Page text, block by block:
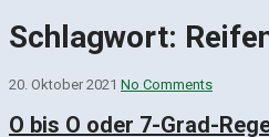
Schlagwort:
20. Oktober 2021 No Comments
O bis O oder 7-Grad-